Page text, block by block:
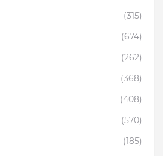
(315)
(674)
(262)
(368)
(408)
(570)
(185)